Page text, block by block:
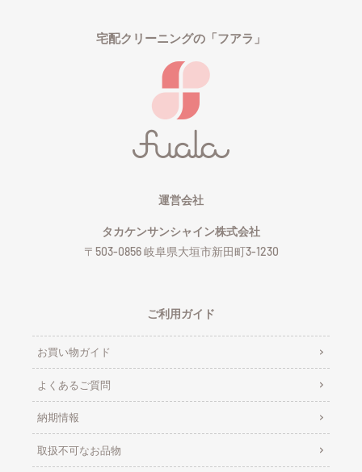
宅配クリーニングの「フアラ」
運営会社
タカケンサンシャイン株式会社
〒503-0856 岐阜県大垣市新田町3-1230
ご利用ガイド
お買い物ガイド
よくあるご質問
納期情報
取扱不可なお品物